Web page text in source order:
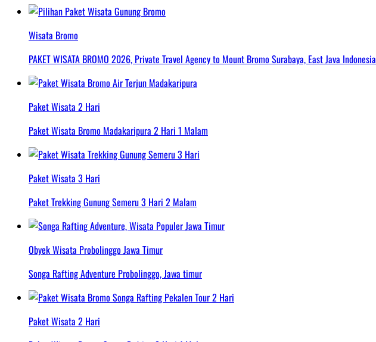
Wisata Bromo
PAKET WISATA BROMO 2026, Private Travel Agency to Mount Bromo Surabaya, East Java Indonesia
Paket Wisata 2 Hari
Paket Wisata Bromo Madakaripura 2 Hari 1 Malam
Paket Wisata 3 Hari
Paket Trekking Gunung Semeru 3 Hari 2 Malam
Obyek Wisata Probolinggo Jawa Timur
Songa Rafting Adventure Probolinggo, Jawa timur
Paket Wisata 2 Hari